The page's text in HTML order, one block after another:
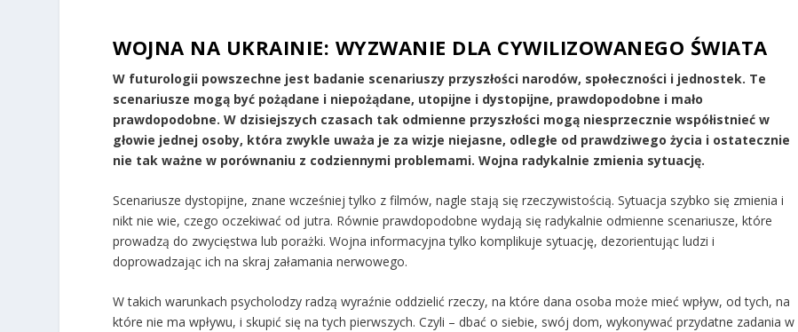
WOJNA NA UKRAINIE: WYZWANIE DLA CYWILIZOWANEGO ŚWIATA
W futurologii powszechne jest badanie scenariuszy przyszłości narodów, społeczności i jednostek. Te
scenariusze mogą być pożądane i niepożądane, utopijne i dystopijne, prawdopodobne i mało
prawdopodobne. W dzisiejszych czasach tak odmienne przyszłości mogą niesprzecznie współistnieć w
głowie jednej osoby, która zwykle uważa je za wizje niejasne, odległe od prawdziwego życia i ostatecznie
nie tak ważne w porównaniu z codziennymi problemami. Wojna radykalnie zmienia sytuację.
Scenariusze dystopijne, znane wcześniej tylko z filmów, nagle stają się rzeczywistością. Sytuacja szybko się zmienia i
nikt nie wie, czego oczekiwać od jutra. Równie prawdopodobne wydają się radykalnie odmienne scenariusze, które
prowadzą do zwycięstwa lub porażki. Wojna informacyjna tylko komplikuje sytuację, dezorientując ludzi i
doprowadzając ich na skraj załamania nerwowego.
W takich warunkach psycholodzy radzą wyraźnie oddzielić rzeczy, na które dana osoba może mieć wpływ, od tych, na
które nie ma wpływu, i skupić się na tych pierwszych. Czyli – dbać o siebie, swój dom, wykonywać przydatne zadania w